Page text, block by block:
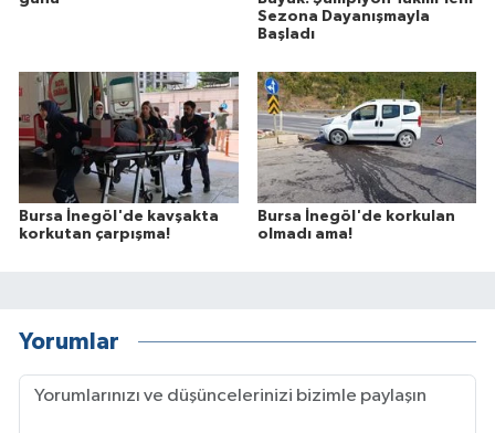
Sezona Dayanışmayla
Başladı
Bursa İnegöl'de kavşakta
korkutan çarpışma!
Bursa İnegöl'de korkulan
olmadı ama!
Yorumlar